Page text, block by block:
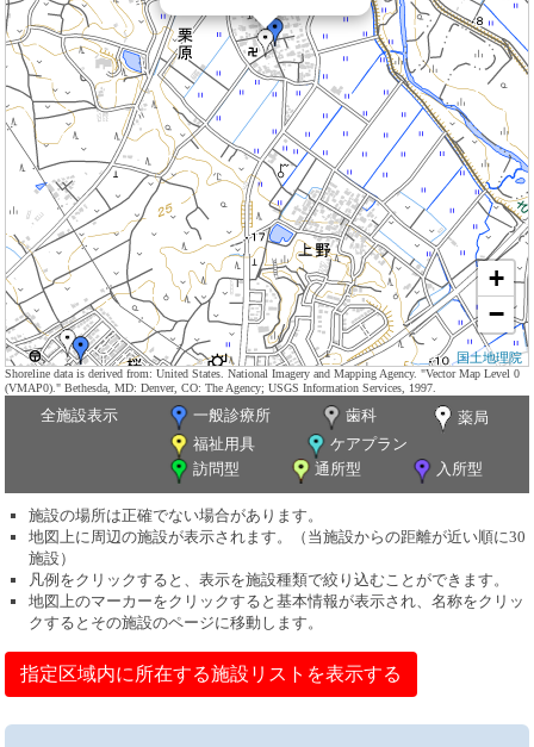
+
−
国土地理院
Shoreline data is derived from: United States. National Imagery and Mapping Agency. "Vector Map Level 0
(VMAP0)." Bethesda, MD: Denver, CO: The Agency; USGS Information Services, 1997.
全施設表示 一般診療所 歯科
薬局
福祉用具
ケアプラン
訪問型
通所型 入所型
施設の場所は正確でない場合があります。
地図上に周辺の施設が表示されます。（当施設からの距離が近い順に30
施設）
凡例をクリックすると、表示を施設種類で絞り込むことができます。
地図上のマーカーをクリックすると基本情報が表示され、名称をクリッ
クするとその施設のページに移動します。
指定区域内に所在する施設リストを表示する